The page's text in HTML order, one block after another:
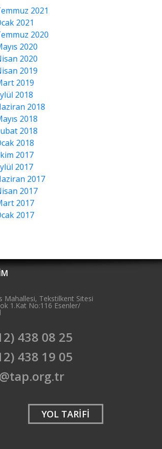
2021
2021
2020
2020
2020
2019
2019
2018
2018
2018
2018
2018
2017
2017
2017
2017
2017
2017
Mahallesi, Tekstilkent Sitesi
1.Kat No:116 Esenler/
438 08 25
438 19 05
YOL TARİFİ